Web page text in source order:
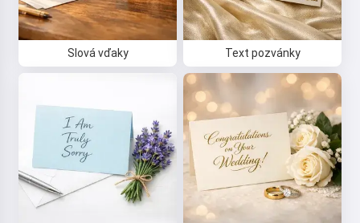
Slová vďaky Text pozvánky